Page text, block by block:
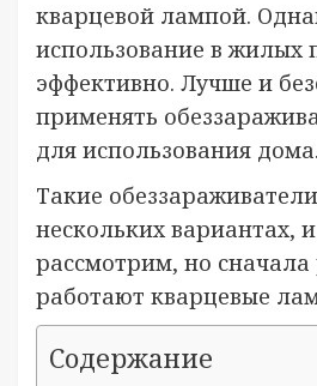
кварцевой лампой.
использование в жилых
эффективно. Лучше и
применять
для использования дома.
Такие
нескольких вариантах,
рассмотрим, но сначала
работают кварцевые
Содержание